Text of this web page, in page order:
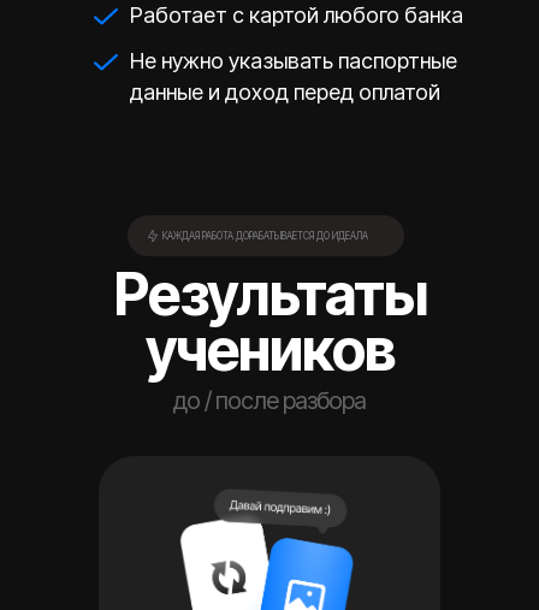
Работает с картой любого банка
Не нужно указывать паспортные
данные и доход перед оплатой
КАЖДАЯ РАБОТА ДОРАБАТЫВАЕТСЯ ДО ИДЕАЛА
Результаты
учеников
до / после разбора